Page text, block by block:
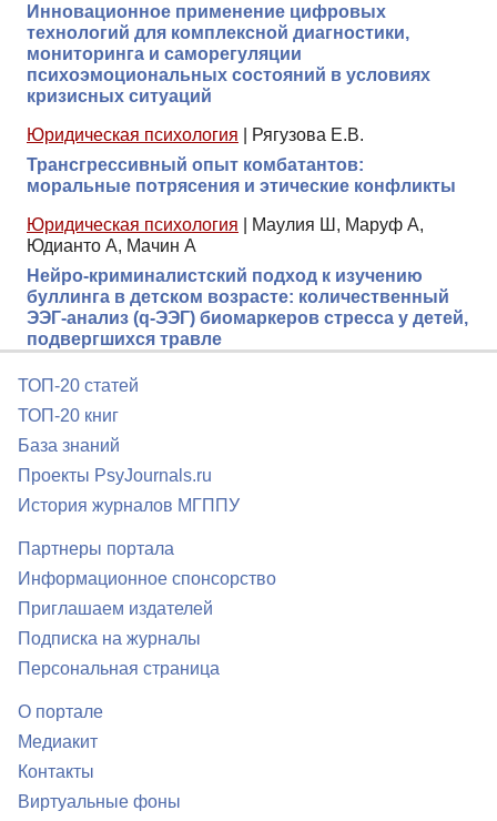
Инновационное применение цифровых
технологий для комплексной диагностики,
мониторинга и саморегуляции
психоэмоциональных состояний в условиях
кризисных ситуаций
Юридическая психология
Рягузова Е.В.
Трансгрессивный опыт комбатантов:
моральные потрясения и этические конфликты
Юридическая психология
Маулия Ш, Маруф А,
Юдианто А, Мачин А
Нейро-криминалистский подход к изучению
буллинга в детском возрасте: количественный
ЭЭГ-анализ (q-ЭЭГ) биомаркеров стресса у детей,
подвергшихся травле
ТОП-20 статей
ТОП-20 книг
База знаний
Проекты PsyJournals.ru
История журналов МГППУ
Партнеры портала
Информационное спонсорство
Приглашаем издателей
Подписка на журналы
Персональная страница
О портале
Медиакит
Контакты
Виртуальные фоны